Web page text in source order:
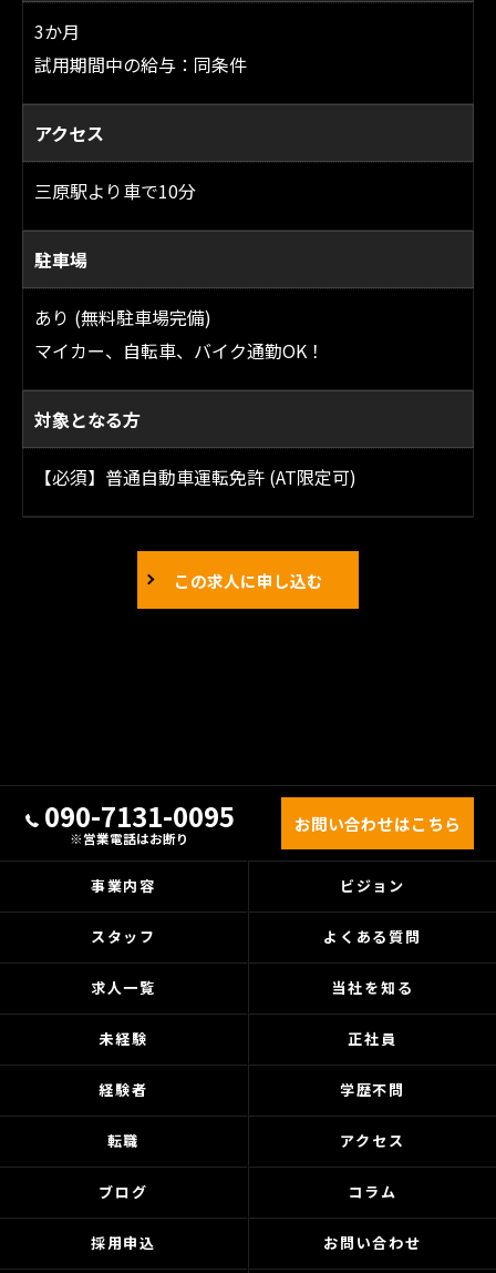
3か月
試用期間中の給与：同条件
アクセス
三原駅より車で10分
駐車場
あり (無料駐車場完備)
マイカー、自転車、バイク通勤OK！
対象となる方
【必須】普通自動車運転免許 (AT限定可)
この求人に申し込む
090-7131-0095
※営業電話はお断り
お問い合わせはこちら
事業内容 ビジョン
スタッフ よくある質問
求人一覧 当社を知る
未経験 正社員
経験者 学歴不問
転職 アクセス
ブログ コラム
採用申込 お問い合わせ